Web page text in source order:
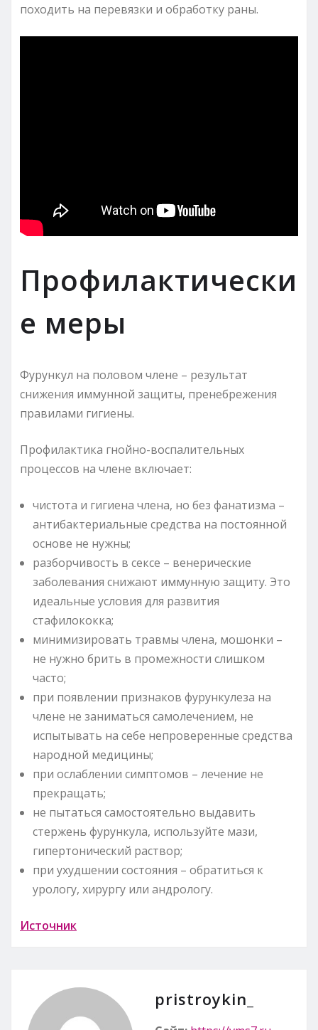
походить на перевязки и обработку раны.
Профилактически
е меры
Фурункул на половом члене – результат
снижения иммунной защиты, пренебрежения
правилами гигиены.
Профилактика гнойно-воспалительных
процессов на члене включает:
чистота и гигиена члена, но без фанатизма –
антибактериальные средства на постоянной
основе не нужны;
разборчивость в сексе – венерические
заболевания снижают иммунную защиту. Это
идеальные условия для развития
стафилококка;
минимизировать травмы члена, мошонки –
не нужно брить в промежности слишком
часто;
при появлении признаков фурункулеза на
члене не заниматься самолечением, не
испытывать на себе непроверенные средства
народной медицины;
при ослаблении симптомов – лечение не
прекращать;
не пытаться самостоятельно выдавить
стержень фурункула, используйте мази,
гипертонический раствор;
при ухудшении состояния – обратиться к
урологу, хирургу или андрологу.
Источник
pristroykin_